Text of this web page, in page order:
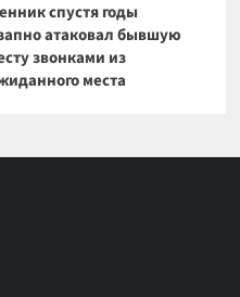
спустя годы
атаковал бывшую
звонками из
места